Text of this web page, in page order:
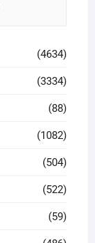
(4634)
(3334)
(88)
(1082)
(504)
(522)
(59)